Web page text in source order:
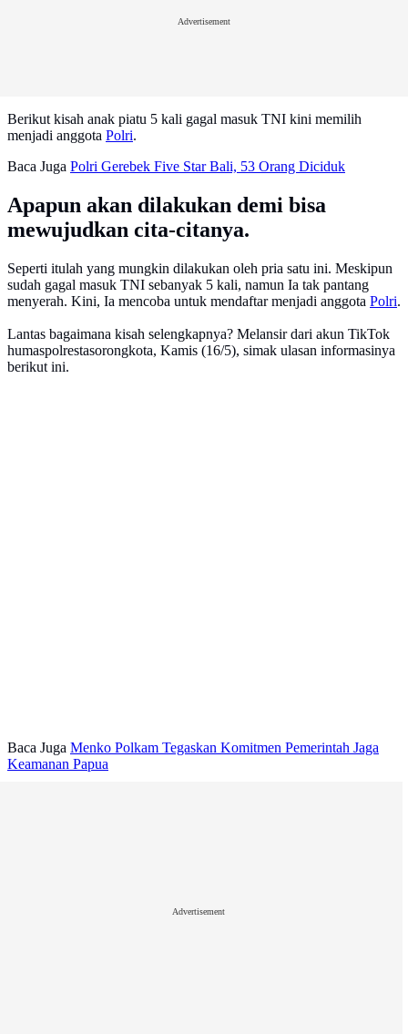
Advertisement
Berikut kisah anak piatu 5 kali gagal masuk TNI kini memilih
menjadi anggota Polri.
Baca Juga Polri Gerebek Five Star Bali, 53 Orang Diciduk
Apapun akan dilakukan demi bisa
mewujudkan cita-citanya.
Seperti itulah yang mungkin dilakukan oleh pria satu ini. Meskipun
sudah gagal masuk TNI sebanyak 5 kali, namun Ia tak pantang
menyerah. Kini, Ia mencoba untuk mendaftar menjadi anggota Polri.
Lantas bagaimana kisah selengkapnya? Melansir dari akun TikTok
humaspolrestasorongkota, Kamis (16/5), simak ulasan informasinya
berikut ini.
Baca Juga Menko Polkam Tegaskan Komitmen Pemerintah Jaga
Keamanan Papua
Advertisement